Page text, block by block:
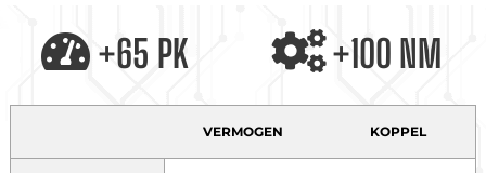
+65 PK +100 NM
VERMOGEN KOPPEL